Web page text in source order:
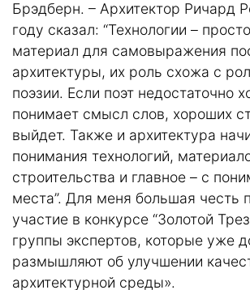
Брэдберн. – Архитектор Ричард
году сказал: “Технологии –
материал для самовыражения
архитектуры, их роль схожа с
поэзии. Если поэт недостаточно
понимает смысл слов, хороших
выйдет. Также и архитектура
понимания технологий,
строительства и главное – с
места”. Для меня большая честь
участие в конкурсе “Золотой
группы экспертов, которые уже
размышляют об улучшении
архитектурной среды».